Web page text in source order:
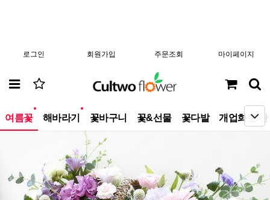
로그인 회원가입 주문조회 마이페이지
여름꽃 해바라기 꽃바구니 꽃&선물 꽃다발 개업화분/